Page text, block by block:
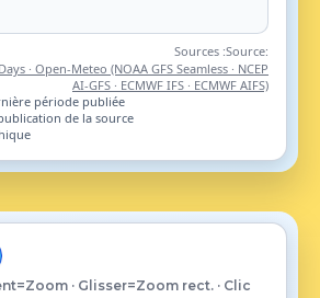
Sources :Source:
· Open-Meteo (NOAA GFS Seamless · NCEP
AI-GFS · ECMWF IFS · ECMWF AIFS)
période publiée
de la source
· Glisser=Zoom rect. · Clic